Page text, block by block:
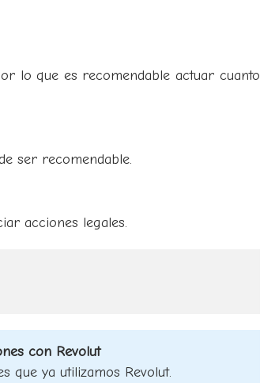
lo que es recomendable actuar cuanto
ser recomendable.
acciones legales.
con Revolut
que ya utilizamos Revolut.